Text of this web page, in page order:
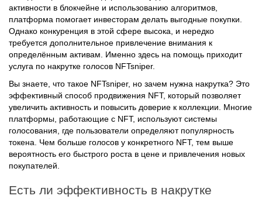
выхода на рынок. Благодаря анализу данных, отслеживанию
активности в блокчейне и использованию алгоритмов,
платформа помогает инвесторам делать выгодные покупки.
Однако конкуренция в этой сфере высока, и нередко
требуется дополнительное привлечение внимания к
определённым активам. Именно здесь на помощь приходит
Вы знаете, что такое NFTsniper, но зачем нужна накрутка? Это
эффективный способ продвижения NFT, который позволяет
увеличить активность и повысить доверие к коллекции. Многие
голосования, где пользователи определяют популярность
токена. Чем больше голосов у конкретного NFT, тем выше
вероятность его быстрого роста в цене и привлечения новых